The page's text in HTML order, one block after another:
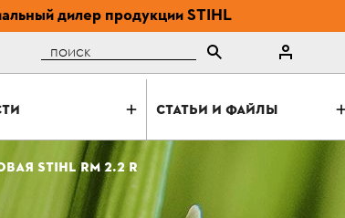
дилер продукции STIHL
Поиск
СТАТЬИ И ФАЙЛЫ
STIHL RM 2.2 R